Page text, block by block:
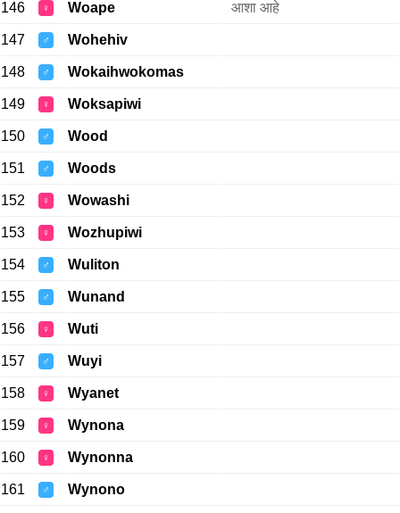
146 ♀ Woape आशा आहे
147 ♂ Wohehiv
148 ♂ Wokaihwokomas
149 ♀ Woksapiwi
150 ♂ Wood
151 ♂ Woods
152 ♀ Wowashi
153 ♀ Wozhupiwi
154 ♂ Wuliton
155 ♂ Wunand
156 ♀ Wuti
157 ♂ Wuyi
158 ♀ Wyanet
159 ♀ Wynona
160 ♀ Wynonna
161 ♂ Wynono